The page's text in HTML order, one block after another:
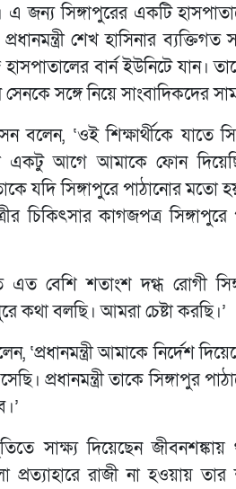
এ জন্য সিঙ্গাপুরের একটি
শেখ হাসিনার
বার্ন ইউনিটে যান।
সঙ্গে নিয়ে সাংবাদিকদের
বলেন, ‘ওই শিক্ষার্থীকে যাতে
একটু আগে আমাকে ফোন
তাকে যদি সিঙ্গাপুরে পাঠানোর
চিকিৎসার কাগজপত্র
এত বেশি শতাংশ দগ্ধ রোগী
কথা বলছি। আমরা চেষ্টা করছি।’
‘প্রধানমন্ত্রী আমাকে নির্দেশ
প্রধানমন্ত্রী তাকে সিঙ্গাপুর
সাক্ষ্য দিয়েছেন জীবনশঙ্কায়
প্রত্যাহারে রাজী না হওয়ায়